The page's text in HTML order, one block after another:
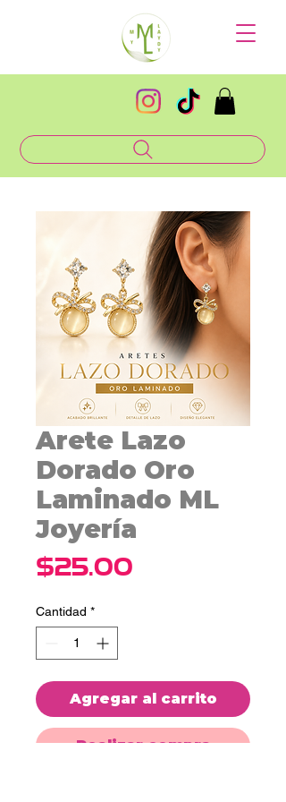
Arete Lazo
Dorado Oro
Laminado ML
Joyería
$25.00
Cantidad *
Agregar al carrito
Realizar compra